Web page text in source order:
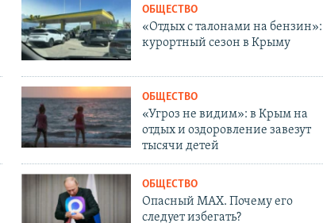
ОБЩЕСТВО
«Отдых с талонами на бензин»:
курортный сезон в Крыму
ОБЩЕСТВО
«Угроз не видим»: в Крым на
отдых и оздоровление завезут
тысячи детей
ОБЩЕСТВО
Опасный MAX. Почему его
следует избегать?